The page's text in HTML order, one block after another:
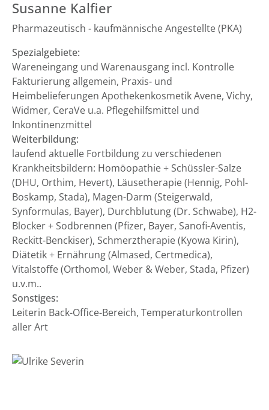
Susanne Kalfier
Pharmazeutisch - kaufmännische Angestellte (PKA)
Spezialgebiete:
Wareneingang und Warenausgang incl. Kontrolle
Fakturierung allgemein, Praxis- und
Heimbelieferungen Apothekenkosmetik Avene, Vichy,
Widmer, CeraVe u.a. Pflegehilfsmittel und
Inkontinenzmittel
Weiterbildung:
laufend aktuelle Fortbildung zu verschiedenen
Krankheitsbildern: Homöopathie + Schüssler-Salze
(DHU, Orthim, Hevert), Läusetherapie (Hennig, Pohl-
Boskamp, Stada), Magen-Darm (Steigerwald,
Synformulas, Bayer), Durchblutung (Dr. Schwabe), H2-
Blocker + Sodbrennen (Pfizer, Bayer, Sanofi-Aventis,
Reckitt-Benckiser), Schmerztherapie (Kyowa Kirin),
Diätetik + Ernährung (Almased, Certmedica),
Vitalstoffe (Orthomol, Weber & Weber, Stada, Pfizer)
u.v.m..
Sonstiges:
Leiterin Back-Office-Bereich, Temperaturkontrollen
aller Art